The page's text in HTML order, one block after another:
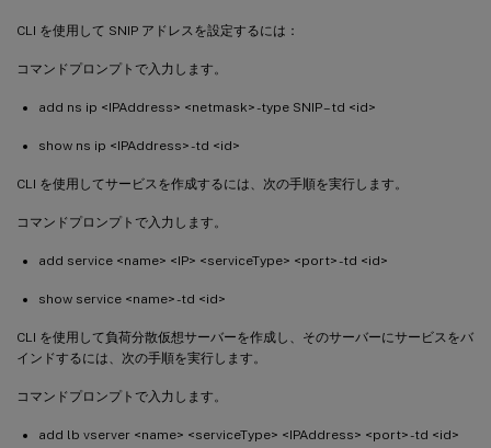
CLI を使用して SNIP アドレスを設定するには：
コマンドプロンプトで入力します。
add ns ip <IPAddress> <netmask> -type SNIP –td <id>
show ns ip <IPAddress> -td <id>
CLI を使用してサービスを作成するには、次の手順を実行します。
コマンドプロンプトで入力します。
add service <name> <IP> <serviceType> <port> -td <id>
show service <name> -td <id>
CLI を使用して負荷分散仮想サーバーを作成し、そのサーバーにサービスをバ
インドするには、次の手順を実行します。
コマンドプロンプトで入力します。
add lb vserver <name> <serviceType> <IPAddress> <port> -td <id>